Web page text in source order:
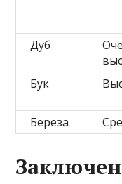
Дуб
Бук
Береза